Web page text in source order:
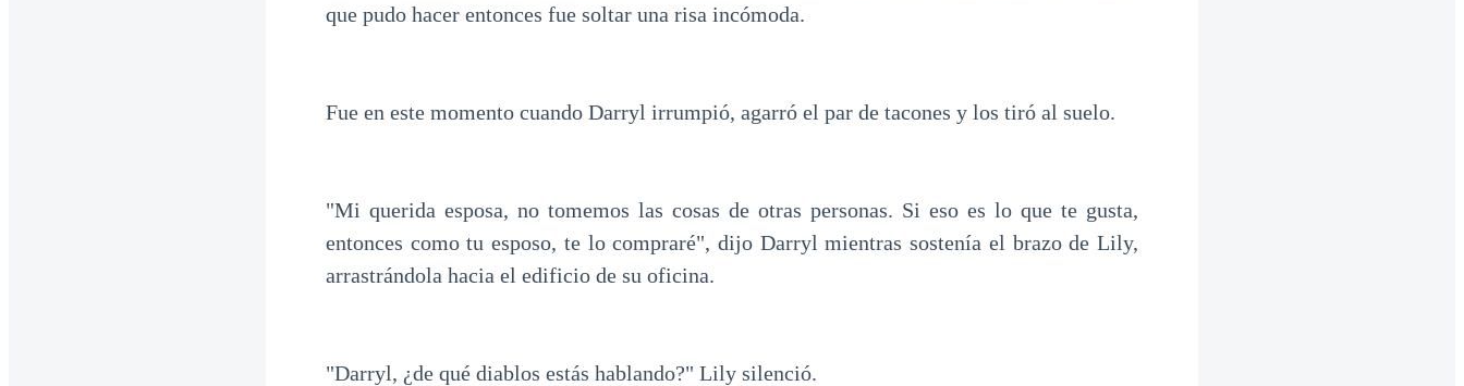
que pudo hacer entonces fue soltar una risa incómoda.
Fue en este momento cuando Darryl irrumpió, agarró el par de tacones y los tiró al suelo.
"Mi querida esposa, no tomemos las cosas de otras personas. Si eso es lo que te gusta,
entonces como tu esposo, te lo compraré", dijo Darryl mientras sostenía el brazo de Lily,
arrastrándola hacia el edificio de su oficina.
"Darryl, ¿de qué diablos estás hablando?" Lily silenció.